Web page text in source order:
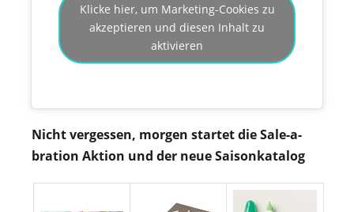
Klicke hier, um Marketing-Cookies zu
akzeptieren und diesen Inhalt zu
aktivieren
Nicht vergessen, morgen startet die Sale-a-
bration Aktion und der neue Saisonkatalog